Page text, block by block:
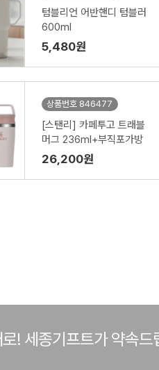
텀블리언 어반핸디 텀블러
600ml
5,480원
상품번호 846477
[스탠리] 카페투고 트래블
머그 236ml+부직포가방
26,200원
! 세종기프트가 약속드